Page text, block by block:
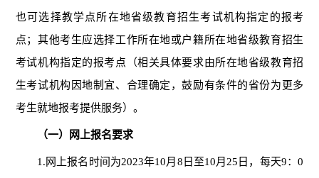
也可选择教学点所在地省级教育招生考试机构指定的报考
点； 其他考生应选择工作所在地或户籍所在地省级教育招生
考试机构指定的报考点（相关具体要求由所在地省级教育招
生考试机构因地制宜、合理确定 ，鼓励有条件的省份为更多
考生就地报考提供服务） 。
（一）网上报名要求
1.网上报名时间为2023年10月 8 日至10月25日，每天9：0